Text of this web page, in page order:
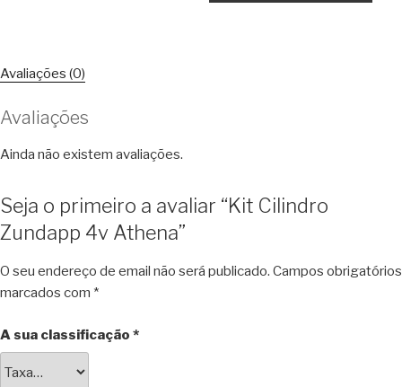
Avaliações (0)
Avaliações
Ainda não existem avaliações.
Seja o primeiro a avaliar “Kit Cilindro
Zundapp 4v Athena”
O seu endereço de email não será publicado. Campos obrigatórios
marcados com *
A sua classificação *